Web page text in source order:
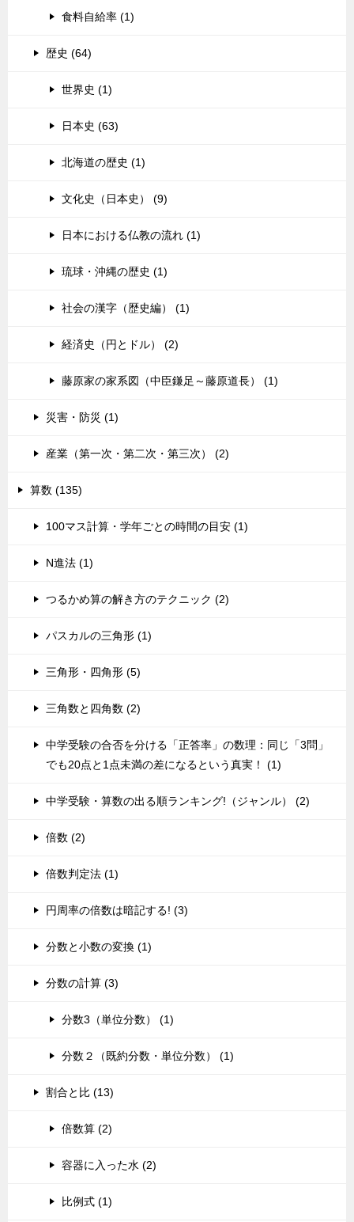
食料自給率 (1)
歴史 (64)
世界史 (1)
日本史 (63)
北海道の歴史 (1)
文化史（日本史） (9)
日本における仏教の流れ (1)
琉球・沖縄の歴史 (1)
社会の漢字（歴史編） (1)
経済史（円とドル） (2)
藤原家の家系図（中臣鎌足～藤原道長） (1)
災害・防災 (1)
産業（第一次・第二次・第三次） (2)
算数 (135)
100マス計算・学年ごとの時間の目安 (1)
N進法 (1)
つるかめ算の解き方のテクニック (2)
パスカルの三角形 (1)
三角形・四角形 (5)
三角数と四角数 (2)
中学受験の合否を分ける「正答率」の数理：同じ「3問」
でも20点と1点未満の差になるという真実！ (1)
中学受験・算数の出る順ランキング!（ジャンル） (2)
倍数 (2)
倍数判定法 (1)
円周率の倍数は暗記する! (3)
分数と小数の変換 (1)
分数の計算 (3)
分数3（単位分数） (1)
分数２（既約分数・単位分数） (1)
割合と比 (13)
倍数算 (2)
容器に入った水 (2)
比例式 (1)